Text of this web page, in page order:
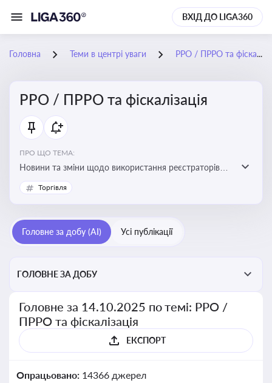
ВХІД ДО LIGA360
Головна Теми в центрі уваги РРО / ПРРО та фіскалізація
РРО / ПРРО та фіскалізація
ПРО ЩО ТЕМА:
Новини та зміни щодо використання реєстраторів
розрахункових операцій, аналіз законодавства про
РРО, позиції ДПС та судів щодо РРО
Торгівля
Головне за добу (AI) Усі публікації
ГОЛОВНЕ ЗА ДОБУ
Головне за 14.10.2025 по темі: РРО /
ПРРО та фіскалізація
ЕКСПОРТ
Опрацьовано: 14366 джерел